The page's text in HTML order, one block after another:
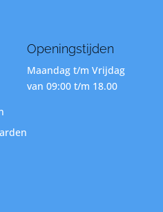
Openingstijden
Maandag t/m Vrijdag
van 09:00 t/m 18.00